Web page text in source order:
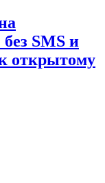
SMS и
открытому